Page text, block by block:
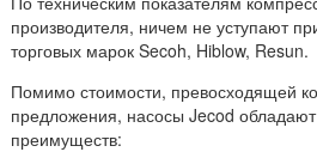
производителя, ничем не уступают
торговых марок Secoh, Hiblow, Resun.
Помимо стоимости, превосходящей
предложения, насосы Jecod
преимуществ: